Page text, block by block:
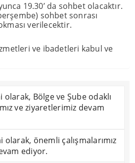
19.30’ da sohbet olacaktır.
sohbet sonrası
verilecektir.
ve ibadetleri kabul ve
olarak, Bölge ve Şube odaklı
ve ziyaretlerimiz devam
olarak, önemli çalışmalarımız
ediyor.